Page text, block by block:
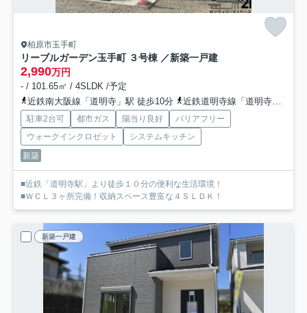
柏原市玉手町
リーブルガーデン玉手町 ３号棟 ／新築一戸建
2,990万円
- / 101.65㎡ / 4SLDK /予定
近鉄南大阪線「道明寺」駅 徒歩10分
近鉄道明寺線「道明寺」駅 徒歩10分
駐車2台可 都市ガス 陽当り良好
バリアフリー
ウォークインクロゼット
システムキッチン
新築
■近鉄「道明寺駅」より徒歩１０分の便利な生活環境！
■ＷＣＬ３ヶ所完備！収納スペース豊富な４ＳＬＤＫ！
新築一戸建